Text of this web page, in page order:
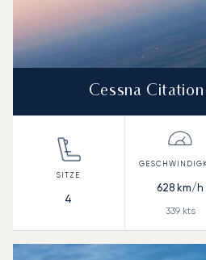
Cessna
4
628 km/h
339kts